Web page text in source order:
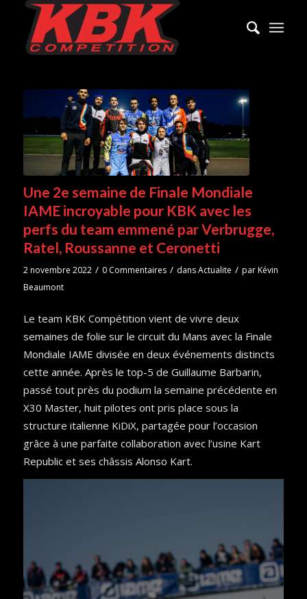
Une 2e semaine de Finale Mondiale
IAME incroyable pour KBK avec les
perfs du team emmené par Verbrugge,
Ratel, Roussanne et Ceronetti
2 novembre 2022 / 0 Commentaires / dansActualite / parKévin
Beaumont
Le team KBK Compétition vient de vivre deux
semaines de folie sur le circuit du Mans avec la Finale
Mondiale IAME divisée en deux événements distincts
cette année. Après le top-5 de Guillaume Barbarin,
passé tout près du podium la semaine précédente en
X30 Master, huit pilotes ont pris place sous la
structure italienne KiDiX, partagée pour l’occasion
grâce à une parfaite collaboration avec l’usine Kart
Republic et ses châssis Alonso Kart.